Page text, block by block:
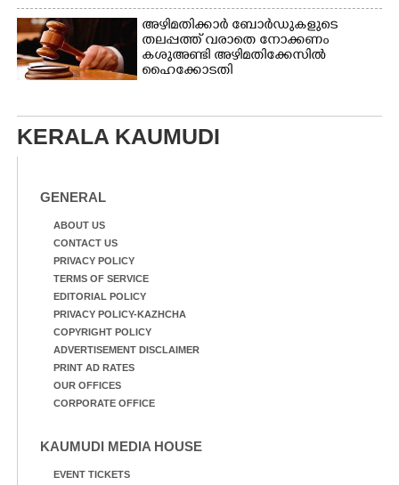
അഴിമതിക്കാർ ബോർഡുകളുടെ
തലപ്പത്ത് വരാതെ നോക്കണം
കശുഅണ്ടി അഴിമതിക്കേസിൽ
ഹൈക്കോടതി
KERALA KAUMUDI
GENERAL
ABOUT US
CONTACT US
PRIVACY POLICY
TERMS OF SERVICE
EDITORIAL POLICY
PRIVACY POLICY-KAZHCHA
COPYRIGHT POLICY
ADVERTISEMENT DISCLAIMER
PRINT AD RATES
OUR OFFICES
CORPORATE OFFICE
KAUMUDI MEDIA HOUSE
EVENT TICKETS